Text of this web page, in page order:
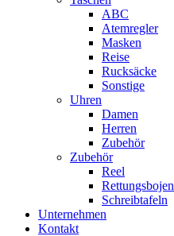
ABC
Atemregler
Masken
Reise
Rucksäcke
Sonstige
Uhren
Damen
Herren
Zubehör
Zubehör
Reel
Rettungsbojen
Schreibtafeln
Unternehmen
Kontakt